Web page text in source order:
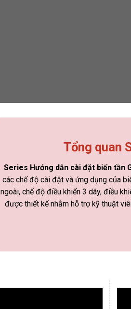
Tổng quan
Series Hướng dẫn cài đặt biến tần
các chế độ cài đặt và ứng dụng của
ngoài, chế độ điều khiển 3 dây, điều
được thiết kế nhằm hỗ trợ kỹ thuật